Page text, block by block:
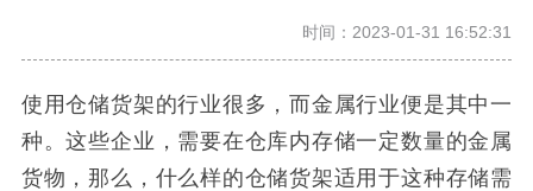
时间：2023-01-31 16:52:31
使用仓储货架的行业很多，而金属行业便是其中一
种。这些企业，需要在仓库内存储一定数量的金属
货物，那么，什么样的仓储货架适用于这种存储需